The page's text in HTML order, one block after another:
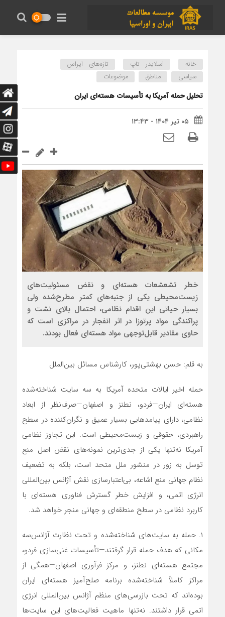
خانه اسلایدر تاپ
تازه‌های ایراس
سیاسی
مناطق موضوعات
تحلیل حمله آمریکا به تأسیسات هسته‌ای ایران
۰۵ تیر ۱۴۰۴ - ۱۳:۴۳
خطر تشعشعات هسته‌ای و نقض مسئولیت‌های
زیست‌محیطی یکی از جنبه‌های کمتر مطرح‌شده ولی
بسیار حیاتی این اقدام نظامی، احتمال بالای نشت و
پراکندگی مواد پرتوزا در اثر انفجار در مراکزی است که
حاوی مقادیر قابل‌توجهی مواد هسته‌ای فعال بودند.
به قلم: حسن بهشتی‌پور، کارشناس مسائل بین‌الملل
حمله اخیر ایالات متحده آمریکا به سه سایت شناخته‌شده
هسته‌ای ایران—فردو، نطنز و اصفهان—صرف‌نظر از ابعاد
نظامی، دارای پیامدهایی بسیار عمیق و نگران‌کننده در سطح
راهبردی، حقوقی و زیست‌محیطی است. این تجاوز نظامی
آمریکا نه‌تنها یکی از جدی‌ترین نمونه‌های نقض اصل منع
توسل به زور در منشور ملل متحد است، بلکه به تضعیف
نظام جهانی منع اشاعه، بی‌اعتبارسازی نقش آژانس بین‌المللی
انرژی اتمی، و افزایش خطر گسترش فناوری هسته‌ای با
کاربرد نظامی در سطح منطقه‌ای و جهانی منجر خواهد شد.
۱. حمله به سایت‌های شناخته‌شده و تحت نظارت آژانس
سه
مکانی که هدف حمله قرار گرفتند—تأسیسات غنی‌سازی فردو،
مجتمع هسته‌ای نطنز، و مرکز فرآوری اصفهان—همگی از
مراکز کاملاً شناخته‌شده برنامه صلح‌آمیز هسته‌ای ایران
بوده‌اند که تحت بازرسی‌های منظم آژانس بین‌المللی انرژی
اتمی قرار داشتند. نه‌تنها ماهیت فعالیت‌های این سایت‌ها